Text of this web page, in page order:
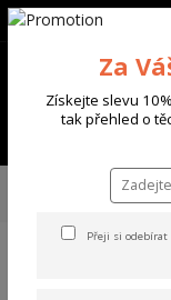
+420 702 136 620
ŠATY
Dress mottled/black XS
Za
Získejte slevu
tak přehled o
Přeji si odebírat